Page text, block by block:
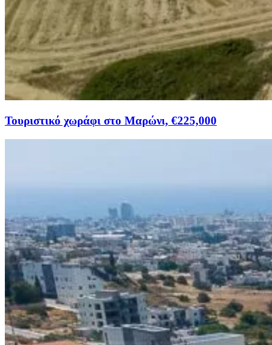
Τουριστικό χωράφι στο Μαρώνι, €225,000